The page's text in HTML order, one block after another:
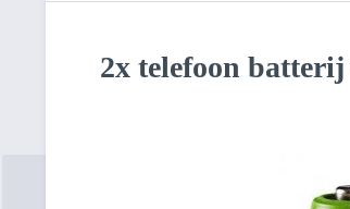
2x telefoon batterij